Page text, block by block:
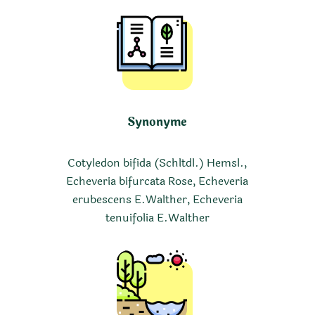
Synonyme
Cotyledon bifida (Schltdl.) Hemsl.,
Echeveria bifurcata Rose, Echeveria
erubescens E.Walther, Echeveria
tenuifolia E.Walther